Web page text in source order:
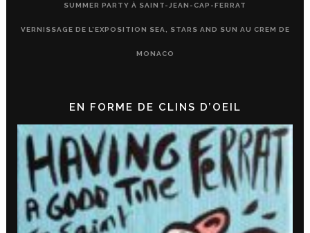
SUMMER PARTY À SAINT-JEAN-CAP-FERRAT
VERNISSAGE DE L’EXPOSITION SEA, STARS AND SUN AU CREM DE
MONACO
EN FORME DE CLINS D’OEIL